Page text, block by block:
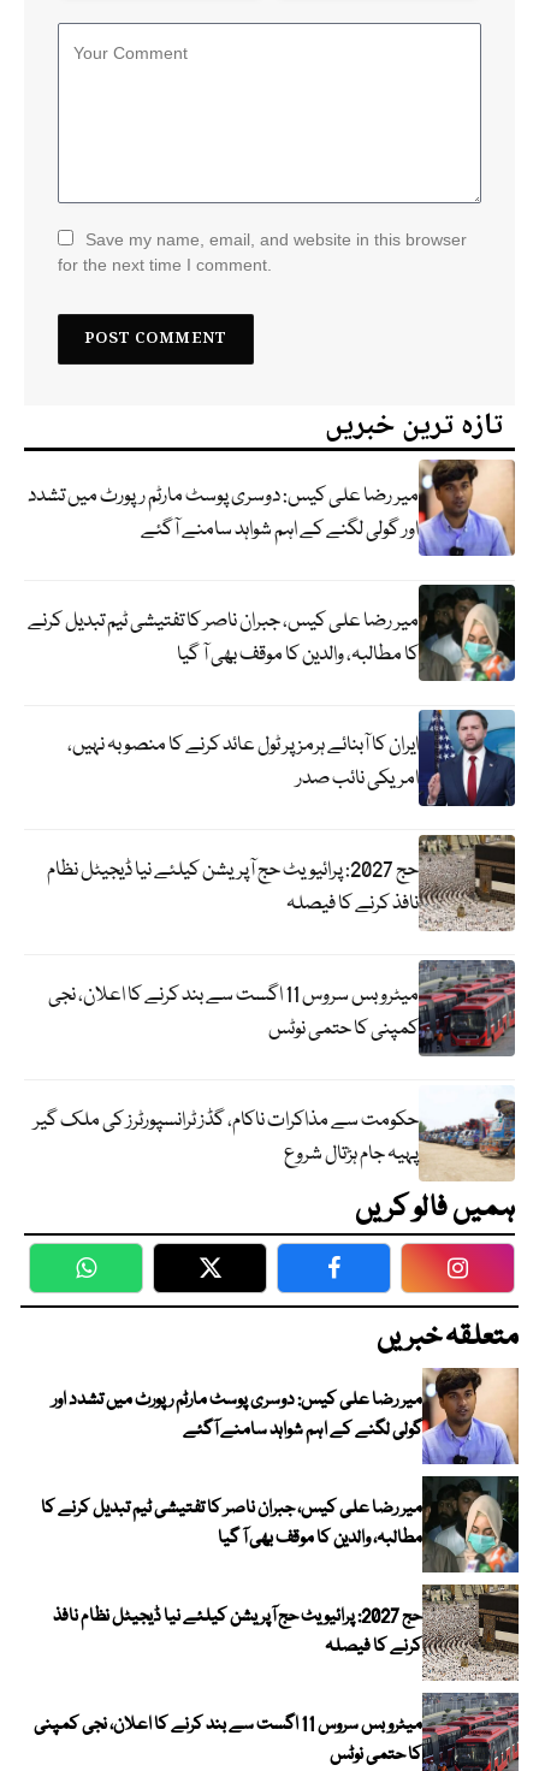
Save my name, email, and website in this browser
for the next time I comment.
تازہ ترین خبریں
میر رضا علی کیس: دوسری پوسٹ مارٹم رپورٹ میں تشدد
اور گولی لگنے کے اہم شواہد سامنے آگئے
میر رضا علی کیس، جبران ناصر کا تفتیشی ٹیم تبدیل کرنے
کا مطالبہ، والدین کا موقف بھی آ گیا
ایران کا آبنائے ہرمز پر ٹول عائد کرنے کا منصوبہ نہیں،
امریکی نائب صدر
حج 2027: پرائیویٹ حج آپریشن کیلئے نیا ڈیجیٹل نظام
نافذ کرنے کا فیصلہ
میٹرو بس سروس 11 اگست سے بند کرنے کا اعلان، نجی
کمپنی کا حتمی نوٹس
حکومت سے مذاکرات ناکام، گڈز ٹرانسپورٹرز کی ملک گیر
پہیہ جام ہڑتال شروع
ہمیں فالو کریں
WhatsApp Twitter Facebook
متعلقہ خبریں
میر رضا علی کیس: دوسری پوسٹ مارٹم رپورٹ میں تشدد اور
گولی لگنے کے اہم شواہد سامنے آگئے
میر رضا علی کیس، جبران ناصر کا تفتیشی ٹیم تبدیل کرنے کا
مطالبہ، والدین کا موقف بھی آ گیا
حج 2027: پرائیویٹ حج آپریشن کیلئے نیا ڈیجیٹل نظام نافذ
کرنے کا فیصلہ
میٹرو بس سروس 11 اگست سے بند کرنے کا اعلان، نجی کمپنی
کا حتمی نوٹس